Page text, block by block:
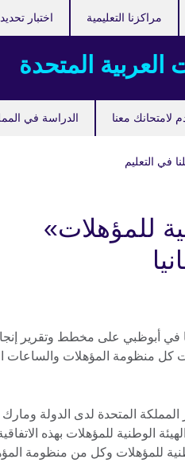
العربية المتحدة
لامتحانك معنا الدراسة في
مراكزنا التعليمية اختبار
في التعليم
للمؤهلات»
في أبوظبي على مخطط وتقرير
كل منظومة المؤهلات والساعات
المملكة المتحدة لدى الدولة
الوطنية للمؤهلات بهذه
للمؤهلات وكل من منظومة